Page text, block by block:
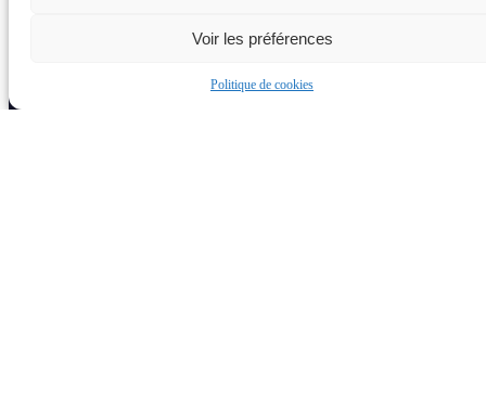
Voir les préférences
Politique de cookies